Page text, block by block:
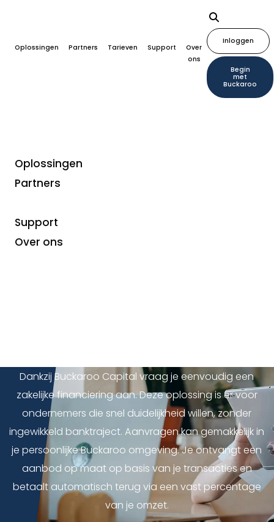
Oplossingen Partners Tarieven Support
Over
ons
Inloggen
Begin
met
Buckaroo
Oplossingen
Partners
Support
Over ons
Zakelijke financiering
Dankzij Buckaroo Capital vraag je eenvoudig een
zakelijke financiering aan. Deze oplossing is er voor
ondernemers die snel duidelijkheid willen, zonder
ingewikkeld banktraject. Aanvragen kan gemakkelijk in
je persoonlijke Buckaroo omgeving. Je ontvangt een
aanbod op maat op basis van je transacties en
betaalt automatisch terug via een vast percentage
van je omzet.